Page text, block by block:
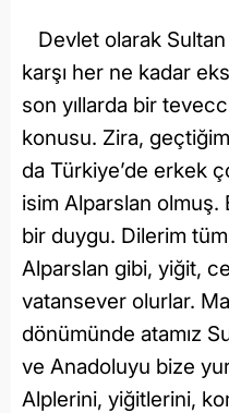
Devlet olarak Sultan
karşı her ne kadar
son yıllarda bir
konusu. Zira,
da Türkiye’de erkek
isim Alparslan
bir duygu. Dilerim tüm
Alparslan gibi, yiğit,
vatansever olurlar.
dönümünde atamız
ve Anadoluyu bize
Alplerini, yiğitlerini,